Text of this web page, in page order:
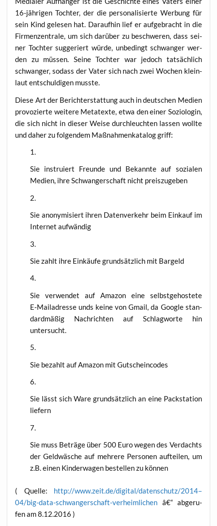
16-jäh­ri­gen Toch­ter, der die per­so­na­li­sier­te Wer­bung für
sein Kind gele­sen hat. Dar­auf­hin lief er auf­ge­bracht in die
Fir­men­zen­tra­le, um sich dar­über zu beschwe­ren, dass sei­
ner Toch­ter sug­ge­riert wür­de, unbe­dingt schwan­ger wer­
den zu müs­sen. Sei­ne Toch­ter war jedoch tat­säch­lich
schwan­ger, sodass der Vater sich nach zwei Wochen klein­
laut ent­schul­di­gen musste.
Die­se Art der Bericht­erstat­tung auch in deut­schen Medi­en
pro­vo­zier­te wei­te­re Meta­tex­te, etwa den einer Sozio­lo­gin,
die sich nicht in die­ser Wei­se durch­leuch­ten las­sen woll­te
und daher zu fol­gen­dem Maß­nah­men­ka­ta­log griff:
Sie instru­iert Freun­de und Bekann­te auf sozia­len
Medi­en, ihre Schwan­ger­schaft nicht preiszugeben
Sie anony­mi­siert ihren Daten­ver­kehr beim Ein­kauf im
Inter­net aufwändig
Sie zahlt ihre Ein­käu­fe grund­sätz­lich mit Bargeld
Sie ver­wen­det auf Ama­zon eine selbst­ge­hos­te­te
E‑Mailadresse unds kei­ne von Gmail, da Goog­le stan­
dard­mä­ßig Nach­rich­ten auf Schlag­wor­te hin
untersucht.
Sie bezahlt auf Ama­zon mit Gutscheincodes
Sie lässt sich Ware grund­sätz­lich an eine Pack­sta­ti­on
liefern
Sie muss Beträ­ge über 500 Euro wegen des Ver­dachts
der Geld­wä­sche auf meh­re­re Per­so­nen auf­tei­len, um
z.B. einen Kin­der­wa­gen bestel­len zu können
( Quel­le: http://www.zeit.de/digital/datenschutz/2014–
04/big-data-schwangerschaft-verheimlichen â€“ abge­ru­
fen am 8.12.2016 )